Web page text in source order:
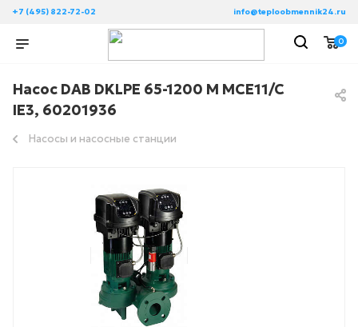
+7 (495) 822-72-02 info@teploobmennik24.ru
0
Насос DAB DKLPE 65-1200 M MCE11/C
IE3, 60201936
Насосы и насосные станции